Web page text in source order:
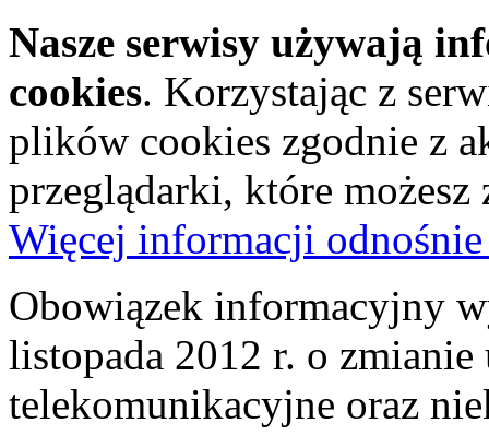
Nasze serwisy używają
cookies. Korzystając z
plików cookies zgodnie z
przeglądarki, które
Więcej informacji
Obowiązek informacyjny
listopada 2012 r. o zmianie
telekomunikacyjne oraz